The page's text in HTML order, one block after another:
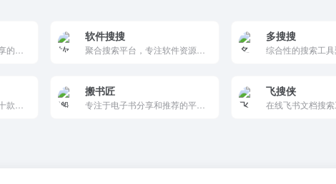
软件搜搜 多搜搜
搬书匠
专注于电子书分享和推荐的平台，提供丰富的电子书资源，涵盖技术、编程、设计、管理等多个领域，帮助读者获取高质量的学习资料。
飞搜侠